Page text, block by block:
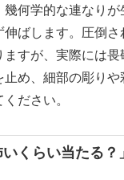
何学的な連なりが
ばします。圧倒さ
ますが、実際には
止め、細部の彫り
ださい。
いくらい当たる